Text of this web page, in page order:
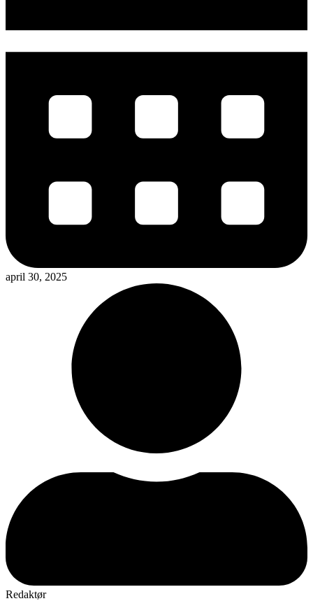
april 30, 2025
Redaktør